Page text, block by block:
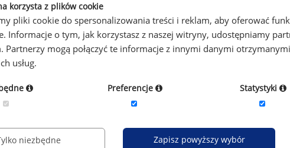
Aby otrzymać darmowy kod dostępu weź udział w
korzysta z plików cookie
pliki cookie do spersonalizowania treści i reklam, aby oferować
Informacje o tym, jak korzystasz z naszej witryny, udostępniamy
Partnerzy mogą połączyć te informacje z innymi danymi
usług.
Preferencje Statystyki
niezbędne Zapisz powyższy wybór